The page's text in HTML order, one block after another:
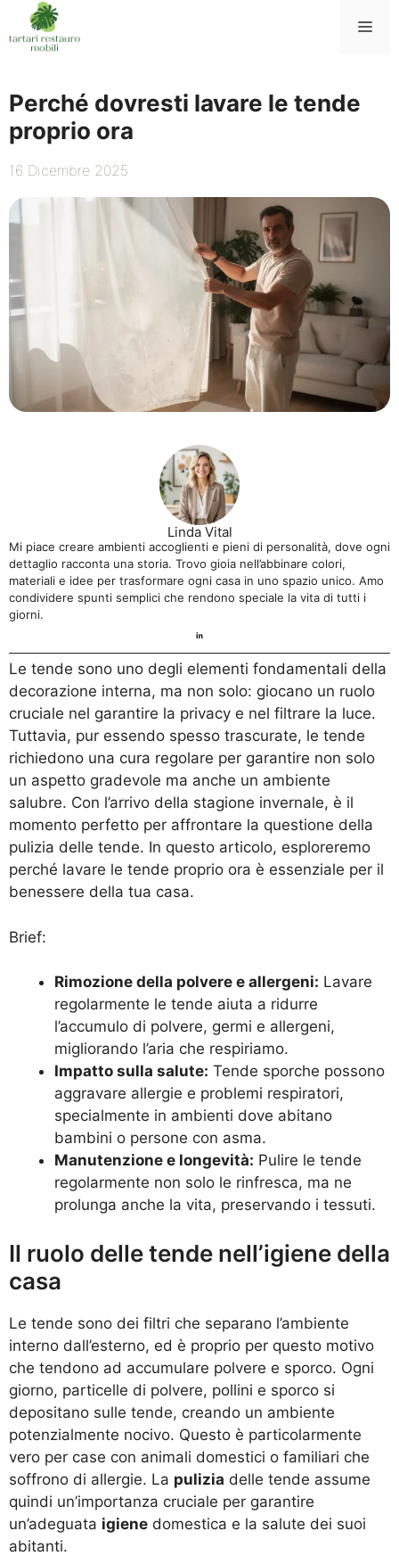
al
contenuto
Perché dovresti lavare le tende
proprio ora
16 Dicembre 2025
Linda Vital
Mi piace creare ambienti accoglienti e pieni di personalità, dove ogni
dettaglio racconta una storia. Trovo gioia nell’abbinare colori,
materiali e idee per trasformare ogni casa in uno spazio unico. Amo
condividere spunti semplici che rendono speciale la vita di tutti i
giorni.
Le tende sono uno degli elementi fondamentali della
decorazione interna, ma non solo: giocano un ruolo
cruciale nel garantire la privacy e nel filtrare la luce.
Tuttavia, pur essendo spesso trascurate, le tende
richiedono una cura regolare per garantire non solo
un aspetto gradevole ma anche un ambiente
salubre. Con l’arrivo della stagione invernale, è il
momento perfetto per affrontare la questione della
pulizia delle tende. In questo articolo, esploreremo
perché lavare le tende proprio ora è essenziale per il
benessere della tua casa.
Brief:
Rimozione della polvere e allergeni: Lavare
regolarmente le tende aiuta a ridurre
l’accumulo di polvere, germi e allergeni,
migliorando l’aria che respiriamo.
Impatto sulla salute: Tende sporche possono
aggravare allergie e problemi respiratori,
specialmente in ambienti dove abitano
bambini o persone con asma.
Manutenzione e longevità: Pulire le tende
regolarmente non solo le rinfresca, ma ne
prolunga anche la vita, preservando i tessuti.
Il ruolo delle tende nell’igiene della
casa
Le tende sono dei filtri che separano l’ambiente
interno dall’esterno, ed è proprio per questo motivo
che tendono ad accumulare polvere e sporco. Ogni
giorno, particelle di polvere, pollini e sporco si
depositano sulle tende, creando un ambiente
potenzialmente nocivo. Questo è particolarmente
vero per case con animali domestici o familiari che
soffrono di allergie. La pulizia delle tende assume
quindi un’importanza cruciale per garantire
un’adeguata igiene domestica e la salute dei suoi
abitanti.